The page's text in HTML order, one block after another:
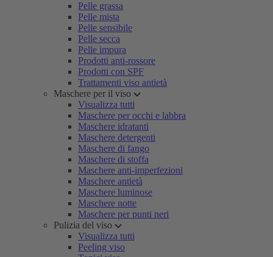
Pelle grassa
Pelle mista
Pelle sensibile
Pelle secca
Pelle impura
Prodotti anti-rossore
Prodotti con SPF
Trattamenti viso antietà
Maschere per il viso
Visualizza tutti
Maschere per occhi e labbra
Maschere idratanti
Maschere detergenti
Maschere di fango
Maschere di stoffa
Maschere anti-imperfezioni
Maschere antietà
Maschere luminose
Maschere notte
Maschere per punti neri
Pulizia del viso
Visualizza tutti
Peeling viso